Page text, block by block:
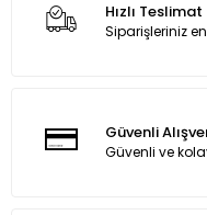
Hızlı Teslimat
Siparişleriniz
Güvenli
Güvenli ve